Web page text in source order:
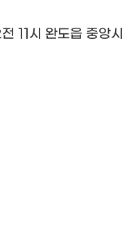
11 시 완도읍 중앙